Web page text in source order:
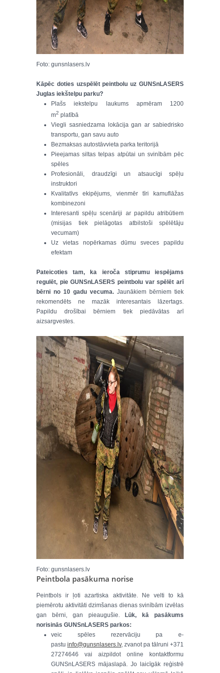
Foto: gunsnlasers.lv
Kāpēc doties uzspēlēt peintbolu uz GUNSnLASERS
Juglas iekštelpu parku?
Plašs iekstelpu laukums apmēram 1200
m2 platībā
Viegli sasniedzama lokācija gan ar sabiedrisko
transportu, gan savu auto
Bezmaksas autostāvvieta parka teritorijā
Pieejamas siltas telpas atpūtai un svinībām pēc
spēles
Profesionāli, draudzīgi un atsaucīgi spēļu
instruktori
Kvalitatīvs ekipējums, vienmēr tīri kamuflāžas
kombinezoni
Interesanti spēļu scenāriji ar papildu atribūtiem
(misijas tiek pielāgotas atbilstoši spēlētāju
vecumam)
Uz vietas nopērkamas dūmu sveces papildu
efektam
Pateicoties tam, ka ieroča stiprumu iespējams
regulēt, pie GUNSnLASERS peintbolu var spēlēt arī
bērni no 10 gadu vecuma. Jaunākiem bērniem tiek
rekomendēts ne mazāk interesantais lāzertags.
Papildu drošībai bērniem tiek piedāvātas arī
aizsargvestes.
Foto: gunsnlasers.lv
Peintbola pasākuma norise
Peintbols ir ļoti azartiska aktivitāte. Ne velti to kā
piemērotu aktivitāti dzimšanas dienas svinībām izvēlas
gan bērni, gan pieaugušie.
Lūk, kā pasākums
norisinās GUNSnLASERS parkos:
veic spēles rezervāciju pa e-
pastu info@gunsnlasers.lv, zvanot pa tālruni +371
27274646 vai aizpildot online kontaktformu
GUNSnLASERS mājaslapā. Jo laicīgāk reģistrē